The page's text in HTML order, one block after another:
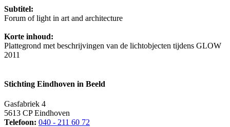
Subtitel:
Forum of light in art and architecture
Korte inhoud:
Plattegrond met beschrijvingen van de lichtobjecten tijdens GLOW
2011
Stichting Eindhoven in Beeld
Gasfabriek 4
5613 CP Eindhoven
Telefoon: 040 - 211 60 72